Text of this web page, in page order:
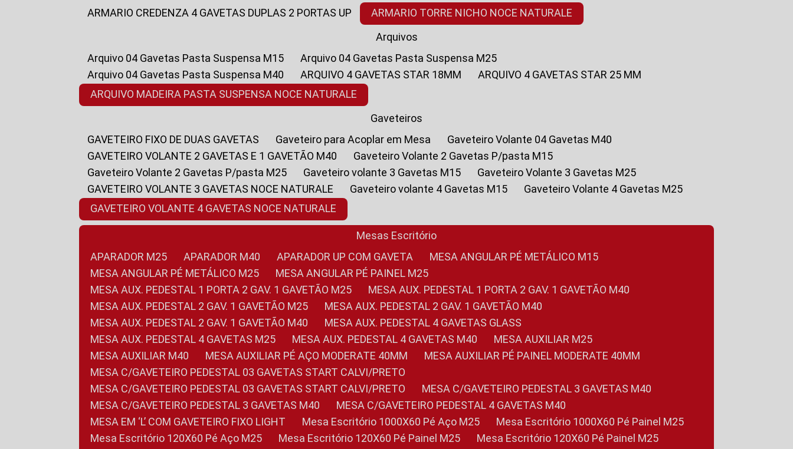
ARMARIO CREDENZA 4 GAVETAS DUPLAS 2 PORTAS UP
ARMARIO TORRE NICHO NOCE NATURALE
Arquivos
Arquivo 04 Gavetas Pasta Suspensa M15
Arquivo 04 Gavetas Pasta Suspensa M25
Arquivo 04 Gavetas Pasta Suspensa M40
ARQUIVO 4 GAVETAS STAR 18MM
ARQUIVO 4 GAVETAS STAR 25 MM
ARQUIVO MADEIRA PASTA SUSPENSA NOCE NATURALE
Gaveteiros
GAVETEIRO FIXO DE DUAS GAVETAS
Gaveteiro para Acoplar em Mesa
Gaveteiro Volante 04 Gavetas M40
GAVETEIRO VOLANTE 2 GAVETAS E 1 GAVETÃO M40
Gaveteiro Volante 2 Gavetas P/pasta M15
Gaveteiro Volante 2 Gavetas P/pasta M25
Gaveteiro volante 3 Gavetas M15
Gaveteiro Volante 3 Gavetas M25
GAVETEIRO VOLANTE 3 GAVETAS NOCE NATURALE
Gaveteiro volante 4 Gavetas M15
Gaveteiro Volante 4 Gavetas M25
GAVETEIRO VOLANTE 4 GAVETAS NOCE NATURALE
Mesas Escritório
APARADOR M25
APARADOR M40 APARADOR UP COM GAVETA
MESA ANGULAR PÉ METÁLICO M15
MESA ANGULAR PÉ METÁLICO M25
MESA ANGULAR PÉ PAINEL M25
MESA AUX. PEDESTAL 1 PORTA 2 GAV. 1 GAVETÃO M25
MESA AUX. PEDESTAL 1 PORTA 2 GAV. 1 GAVETÃO M40
MESA AUX. PEDESTAL 2 GAV. 1 GAVETÃO M25
MESA AUX. PEDESTAL 2 GAV. 1 GAVETÃO M40
MESA AUX. PEDESTAL 2 GAV. 1 GAVETÃO M40
MESA AUX. PEDESTAL 4 GAVETAS GLASS
MESA AUX. PEDESTAL 4 GAVETAS M25
MESA AUX. PEDESTAL 4 GAVETAS M40
MESA AUXILIAR M25
MESA AUXILIAR M40
MESA AUXILIAR PÉ AÇO MODERATE 40MM
MESA AUXILIAR PÉ PAINEL MODERATE 40MM
MESA C/GAVETEIRO PEDESTAL 03 GAVETAS START CALVI/PRETO
MESA C/GAVETEIRO PEDESTAL 03 GAVETAS START CALVI/PRETO
MESA C/GAVETEIRO PEDESTAL 3 GAVETAS M40
MESA C/GAVETEIRO PEDESTAL 3 GAVETAS M40
MESA C/GAVETEIRO PEDESTAL 4 GAVETAS M40
MESA EM ‘L’ COM GAVETEIRO FIXO LIGHT
Mesa Escritório 1000X60 Pé Aço M25
Mesa Escritório 1000X60 Pé Painel M25
Mesa Escritório 120X60 Pé Aço M25
Mesa Escritório 120X60 Pé Painel M25
Mesa Escritório 120X60 Pé Painel M25